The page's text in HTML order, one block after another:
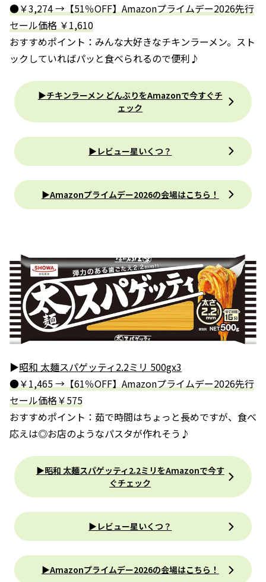
●￥3,274 →【51％OFF】Amazonプライムデー2026先行
セール価格 ￥1,610
おすすめポイント：みんな大好きなチキンラーメン。スト
ックしていればパッと食べられるので便利♪
▶チキンラーメン どんぶりをAmazonで今すぐチ
ェック
▶レビュー星いくつ？
▶︎Amazonプライムデー2026の会場はこちら！
▶昭和 太麺スパゲッティ2.2ミリ 500gx3
●￥1,465 →【61％OFF】Amazonプライムデー2026先行
セール価格￥575
おすすめポイント：茹で時間はちょっと長めですが、食べ
応えは◎お店のようなパスタが作れそう♪
▶昭和 太麺スパゲッティ2.2ミリをAmazonで今す
ぐチェック
▶レビュー星いくつ？
▶︎Amazonプライムデー2026の会場はこちら！